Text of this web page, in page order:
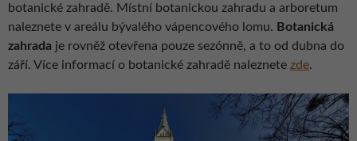
botanické zahradě. Místní botanickou zahradu a arboretum
naleznete v areálu bývalého vápencového lomu. Botanická
zahrada je rovněž otevřena pouze sezónně, a to od dubna do
září. Více informací o botanické zahradě naleznete zde.